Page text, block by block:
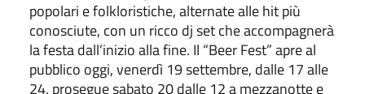
popolari e folkloristiche, alternate alle hit più
conosciute, con un ricco dj set che accompagnerà
la festa dall’inizio alla fine. Il “Beer Fest” apre al
pubblico oggi, venerdì 19 settembre, dalle 17 alle
24, prosegue sabato 20 dalle 12 a mezzanotte e